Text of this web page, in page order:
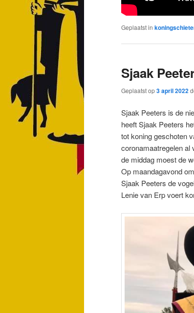
Geplaatst in
Sjaak
Geplaatst op3 april 2022
Sjaak Peeters is de
heeft Sjaak Peeters
tot koning geschoten
coronamaatregelen al
de middag moest de
Op maandagavond
Sjaak Peeters de
Lenie van Erp voert